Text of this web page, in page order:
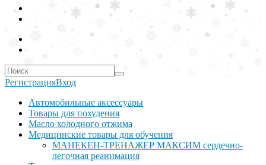
РегистрацияВход
Автомобильные аксессуары
Товары для похудения
Масло холодного отжима
Медицинские товары для обучения
МАНЕКЕН-ТРЕНАЖЕР МАКСИМ сердечно-
легочная реанимация